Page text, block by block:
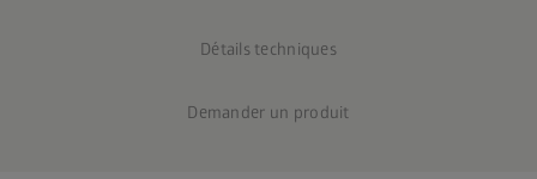
Détails techniques
Demander un produit